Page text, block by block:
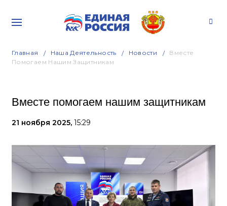
Главная Наша Деятельность Новости
Вместе
Помогаем Нашим Защитникам
Вместе помогаем нашим защитникам
21 ноября 2025, 15:29